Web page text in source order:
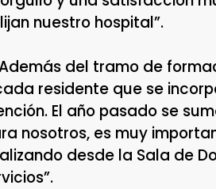
nuestro hospital”.
del tramo de
residente que se
El año pasado se
nosotros, es muy
desde la Sala de